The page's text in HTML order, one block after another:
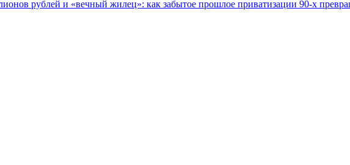
рублей и «вечный жилец»: как забытое прошлое приватизации 90-х